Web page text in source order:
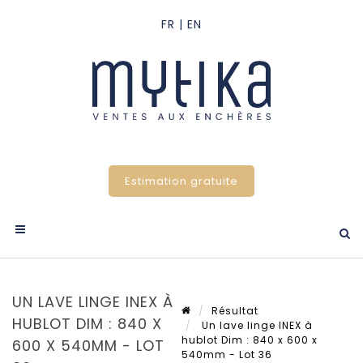
Estimation gratuite
UN LAVE LINGE INEX À
HUBLOT DIM : 840 X
600 X 540MM - LOT
Résultat
Un lave linge INEX à
hublot Dim : 840 x 600 x
540mm - Lot 36